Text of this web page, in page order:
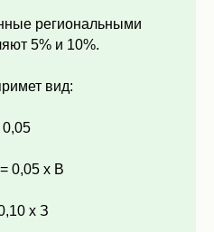
региональными
5% и 10%.
вид:
0,05
0,05 х В
х З